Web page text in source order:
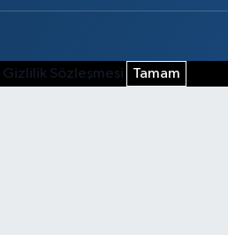
Gizlilik Sözleşmesi Tamam